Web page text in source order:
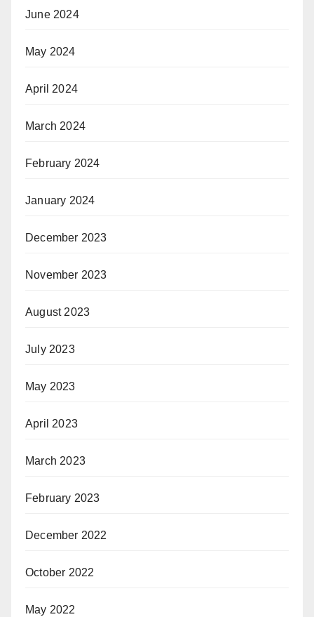
June 2024
May 2024
April 2024
March 2024
February 2024
January 2024
December 2023
November 2023
August 2023
July 2023
May 2023
April 2023
March 2023
February 2023
December 2022
October 2022
May 2022